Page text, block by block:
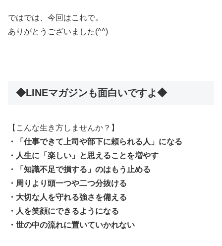
ではでは、今回はこれで。
ありがとうございました(^^)
◆LINEマガジンも面白いですよ◆
【こんな生き方しませんか？】
・「仕事できて上司や部下に頼られる人」になる
・人生に「楽しい」と思えることを増やす
・「知識不足で損する」のはもう止める
・周りより頭一つや二つ分抜ける
・大切な人を守れる強さを備える
・人を笑顔にできるようになる
・世の中の流れに置いていかれない